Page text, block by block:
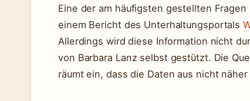
Eine der am häufigsten gestellten
einem Bericht des Unterhaltungsportals
Allerdings wird diese Information nicht
von Barbara Lanz selbst gestützt. Die
räumt ein, dass die Daten aus nicht